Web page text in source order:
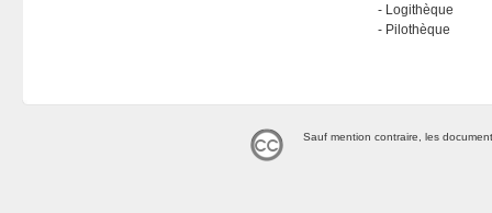
Logithèque
Pilothèque
Sauf mention contraire, les